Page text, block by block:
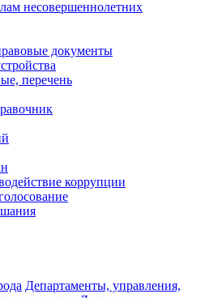
несовершеннолетних
документы
перечень
коррупции
Департаменты, управления,